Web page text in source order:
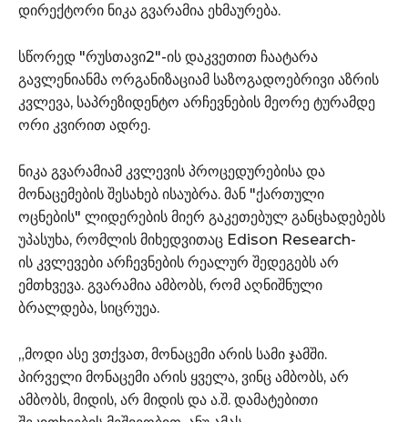
დირექტორი ნიკა გვარამია ეხმაურება.
სწორედ "რუსთავი2"-ის დაკვეთით ჩაატარა
გავლენიანმა ორგანიზაციამ საზოგადოებრივი აზრის
კვლევა, საპრეზიდენტო არჩევნების მეორე ტურამდე
ორი კვირით ადრე.
ნიკა გვარამიამ კვლევის პროცედურებისა და
მონაცემების შესახებ ისაუბრა. მან "ქართული
ოცნების" ლიდერების მიერ გაკეთებულ განცხადებებს
უპასუხა, რომლის მიხედვითაც Edison Research-
ის კვლევები არჩევნების რეალურ შედეგებს არ
ემთხვევა. გვარამია ამბობს, რომ აღნიშნული
ბრალდება, სიცრუეა.
„მოდი ასე ვთქვათ, მონაცემი არის სამი ჯამში.
პირველი მონაცემი არის ყველა, ვინც ამბობს, არ
ამბობს, მიდის, არ მიდის და ა.შ. დამატებითი